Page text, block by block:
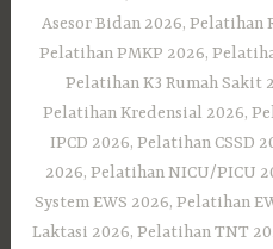
Asesor Bidan 2026, Pelatihan
Pelatihan PMKP 2026,
Pelatihan K3 Rumah Sakit
Pelatihan Kredensial 2026,
IPCD 2026, Pelatihan CSSD
2026, Pelatihan NICU/PICU
System EWS 2026, Pelatihan
Laktasi 2026, Pelatihan TNT